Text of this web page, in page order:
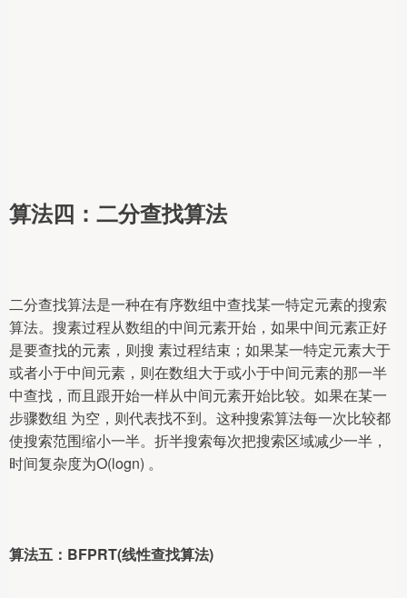
算法四：二分查找算法
二分查找算法是一种在有序数组中查找某一特定元素的搜索
算法。搜素过程从数组的中间元素开始，如果中间元素正好
是要查找的元素，则搜 素过程结束；如果某一特定元素大于
或者小于中间元素，则在数组大于或小于中间元素的那一半
中查找，而且跟开始一样从中间元素开始比较。如果在某一
步骤数组 为空，则代表找不到。这种搜索算法每一次比较都
使搜索范围缩小一半。折半搜索每次把搜索区域减少一半，
时间复杂度为Ο(logn) 。
算法五：BFPRT(线性查找算法)